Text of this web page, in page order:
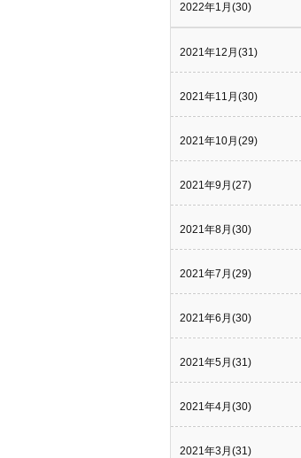
2022年1月(30)
2021年12月(31)
2021年11月(30)
2021年10月(29)
2021年9月(27)
2021年8月(30)
2021年7月(29)
2021年6月(30)
2021年5月(31)
2021年4月(30)
2021年3月(31)